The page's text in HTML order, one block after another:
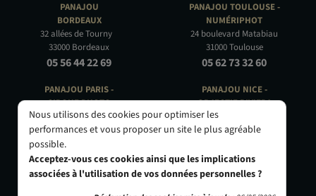
PANAJOU
BORDEAUX
32 allées de Tourny
33000 Bordeaux
05 56 44 22 69
PANAJOU PARIS -
CIRQUE PHOTO
9, bd des Filles-du-Calvaire
75003 Paris
01 40 29 91 91
PANAJOU TOULOUSE -
NUMÉRIPHOT
24 boulevard Matabiau
31000 Toulouse
05 62 73 32 60
PANAJOU NICE -
OBJECTIF RIVIERA
24 Rue de l'Hôtel des Postes
06000 Nice
Nous utilisons des cookies pour optimiser les
performances et vous proposer un site le plus agréable
possible.
Acceptez-vous ces cookies ainsi que les implications
associées à l'utilisation de vos données personnelles ?